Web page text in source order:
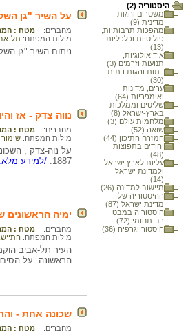
היסטוריה (2)
משטרים והגות
מדינית (9)
מהפכות תרבותיות,
פוליטיות וכלכליות
(13)
אידיאולוגיות,
תנועות וזרמים (3)
דתות והגות דתית
(30)
ערים, מדינות
ואימפריות (64)
שליטים וממלכות
בארץ-ישראל (8)
מלחמות עולם (3)
שואה (52)
המזרח התיכון (44)
יהודים בתפוצות
(48)
עליות לארץ ישראל
ולמדינת ישראל
(14)
מיישוב למדינה (26)
ההיסטוריה של
מדינת ישראל (87)
היסטוריה במבט
רב-תחומי (72)
היסטוריוגרפיה (36)
על השיר "גן
מחברים: מטח :
מילות המפתח: תל-
ניתוח השיר "גן
נווה צדק - אז
מחברים: מטח :
מילות המפתח:
על נוה-צדק ,
1887.
/למידע
ימיה
מחברים: מטח :
מילות המפתח:
הראשונה. על
שכונה אחת -
מחברים: מטח :